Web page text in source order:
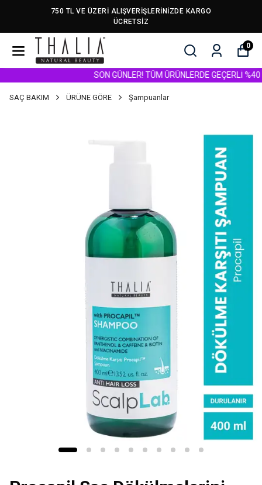
750 TL VE ÜZERİ ALIŞVERİŞLERİNİZDE KARGO
ÜCRETSİZ
0
SON GÜNLER! TÜM ÜRÜNLERDE GEÇERLİ %40
SAÇ BAKIM ÜRÜNE GÖRE Şampuanlar